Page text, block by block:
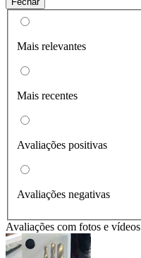
Mais relevantes
Mais recentes
Avaliações positivas
Avaliações negativas
Avaliações com fotos e vídeos